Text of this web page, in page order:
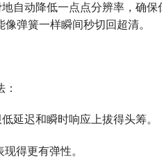
自动降低一点点分辨率，确保
弹簧一样瞬间秒切回超清。
延迟和瞬时响应上拔得头筹。
得更有弹性。